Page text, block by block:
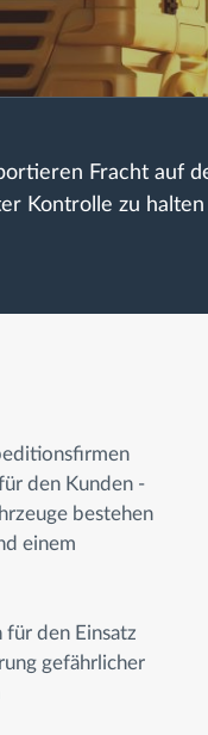
Fracht auf
Kontrolle zu
den Kunden -
bestehen
einem
für den Einsatz
gefährlicher